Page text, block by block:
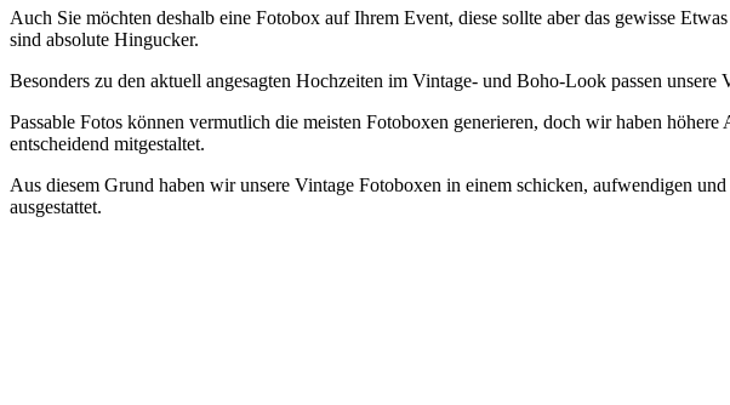
Auch Sie möchten deshalb eine Fotobox auf Ihrem Event, diese sollte aber das gewisse
sind absolute Hingucker.
Besonders zu den aktuell angesagten Hochzeiten im Vintage- und Boho-Look passen unsere
Passable Fotos können vermutlich die meisten Fotoboxen generieren, doch wir haben
entscheidend mitgestaltet.
Aus diesem Grund haben wir unsere Vintage Fotoboxen in einem schicken, aufwendigen
ausgestattet.